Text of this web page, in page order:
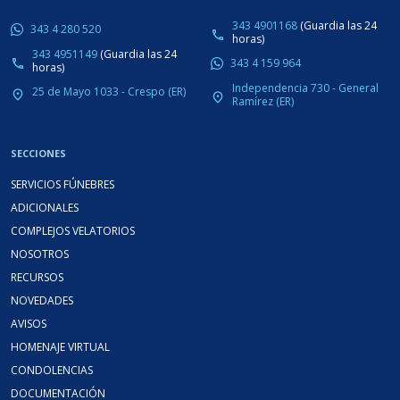
343 4 280 520
phone
343 4951149 (Guardia las 24
horas)
place 25 de Mayo 1033 - Crespo (ER)
phone
343 4901168 (Guardia las 24
horas)
343 4 159 964
place
Independencia 730 - General
Ramírez (ER)
SECCIONES
SERVICIOS FÚNEBRES
ADICIONALES
COMPLEJOS VELATORIOS
NOSOTROS
RECURSOS
NOVEDADES
AVISOS
HOMENAJE VIRTUAL
CONDOLENCIAS
DOCUMENTACIÓN